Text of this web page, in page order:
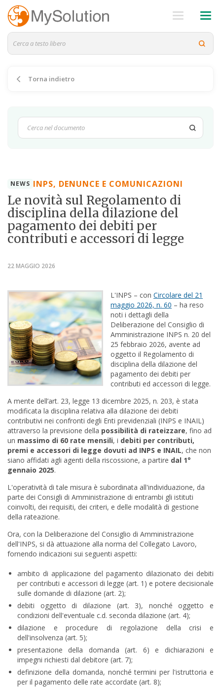
Torna indietro
NEWS INPS, DENUNCE E COMUNICAZIONI
Le novità sul Regolamento di
disciplina della dilazione del
pagamento dei debiti per
contributi e accessori di legge
22 MAGGIO 2026
L'INPS – con Circolare del 21
maggio 2026, n. 60 – ha reso
noti i dettagli della
Deliberazione del Consiglio di
Amministrazione INPS n. 20 del
25 febbraio 2026, avente ad
oggetto il Regolamento di
disciplina della dilazione del
pagamento dei debiti per
contributi ed accessori di legge.
A mente dell’art. 23, legge 13 dicembre 2025, n. 203, è stata
modificata la disciplina relativa alla dilazione dei debiti
contributivi nei confronti degli Enti previdenziali (INPS e INAIL)
attraverso la previsione della possibilità di rateizzare, fino ad
un massimo di 60 rate mensili, i debiti per contributi,
premi e accessori di legge dovuti ad INPS e INAIL, che non
siano affidati agli agenti della riscossione, a partire dal 1°
gennaio 2025.
L'operatività di tale misura è subordinata all'individuazione, da
parte dei Consigli di Amministrazione di entrambi gli istituti
coinvolti, dei requisiti, dei criteri, e delle modalità di gestione
della rateazione.
Ora, con la Deliberazione del Consiglio di Amministrazione
dell'INPS, si dà attuazione alla norma del Collegato Lavoro,
fornendo indicazioni sui seguenti aspetti:
ambito di applicazione del pagamento dilazionato dei debiti
per contributi e accessori di legge (art. 1) e potere decisionale
sulle domande di dilazione (art. 2);
debiti oggetto di dilazione (art. 3), nonché oggetto e
condizioni dell'eventuale c.d. seconda dilazione (art. 4);
dilazione e procedure di regolazione della crisi e
dell'insolvenza (art. 5);
presentazione della domanda (art. 6) e dichiarazioni e
impegni richiesti dal debitore (art. 7);
definizione della domanda, nonché termini per l'istruttoria e
per il pagamento delle rate accordate (art. 8);